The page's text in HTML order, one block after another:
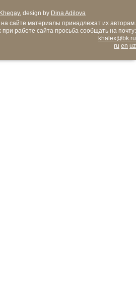
, design by Dina Adilova
сайте материалы принадлежат их авторам.
работе сайта просьба сообщать на почту:
khalex@bk.ru
ru en uz